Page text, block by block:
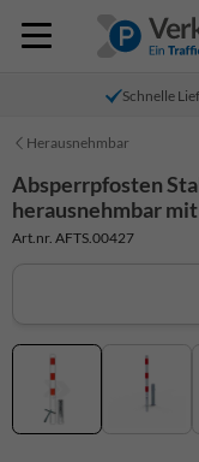
Schnelle
Herausnehmbar
Absperrpfosten
herausnehmbar
Art.nr. AFTS.00427